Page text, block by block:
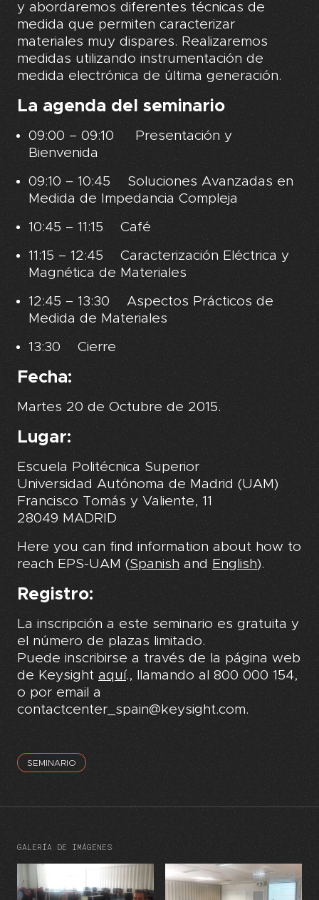
y abordaremos diferentes técnicas de
medida que permiten caracterizar
materiales muy dispares. Realizaremos
medidas utilizando instrumentación de
medida electrónica de última generación.
La agenda del seminario
09:00 – 09:10 Presentación y
Bienvenida
09:10 – 10:45 Soluciones Avanzadas en
Medida de Impedancia Compleja
10:45 – 11:15 Café
11:15 – 12:45 Caracterización Eléctrica y
Magnética de Materiales
12:45 – 13:30 Aspectos Prácticos de
Medida de Materiales
13:30 Cierre
Fecha:
Martes 20 de Octubre de 2015.
Lugar:
Escuela Politécnica Superior
Universidad Autónoma de Madrid (UAM)
Francisco Tomás y Valiente, 11
28049 MADRID
Here you can find information about how to
reach EPS-UAM (Spanish and English).
Registro:
La inscripción a este seminario es gratuita y
el número de plazas limitado.
Puede inscribirse a través de la página web
de Keysight aquí., llamando al 800 000 154,
o por email a
contactcenter_spain@keysight.com.
SEMINARIO
GALERÍA DE IMÁGENES